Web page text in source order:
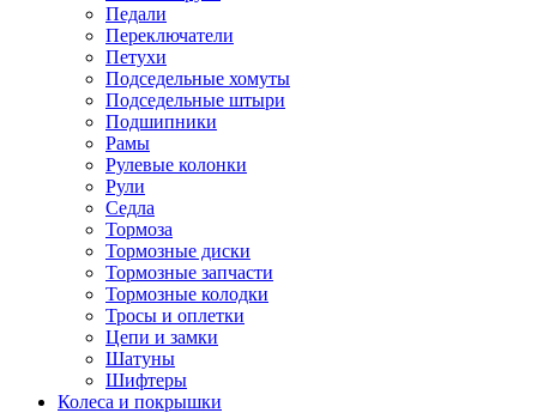
Педали
Переключатели
Петухи
Подседельные хомуты
Подседельные штыри
Подшипники
Рамы
Рулевые колонки
Рули
Седла
Тормоза
Тормозные диски
Тормозные запчасти
Тормозные колодки
Тросы и оплетки
Цепи и замки
Шатуны
Шифтеры
Колеса и покрышки